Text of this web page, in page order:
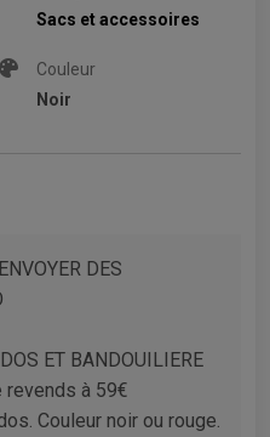
Sacs et accessoires
Couleur
Noir
DES
ET BANDOUILIERE
revends à 59€
Couleur noir ou rouge.